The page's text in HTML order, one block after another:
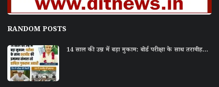
RANDOM POSTS
14 साल की उम्र में बड़ा मुकाम: बोर्ड परीक्षा के साथ तरावीह...